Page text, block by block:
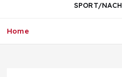
e
SPORT/
Home